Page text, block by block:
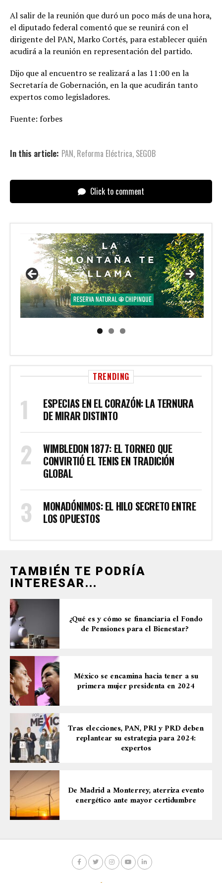
Al salir de la reunión que duró un poco más de una hora,
el diputado federal comentó que se reunirá con el
dirigente del PAN, Marko Cortés, para establecer quién
acudirá a la reunión en representación del partido.
Dijo que al encuentro se realizará a las 11:00 en la
Secretaría de Gobernación, en la que acudirán tanto
expertos como legisladores.
Fuente: forbes
In this article: PAN, Reforma Eléctrica, SEGOB
Click to comment
TRENDING
ESPECIAS EN EL CORAZÓN: LA TERNURA
DE MIRAR DISTINTO
WIMBLEDON 1877: EL TORNEO QUE
CONVIRTIÓ EL TENIS EN TRADICIÓN
GLOBAL
MONADÓNIMOS: EL HILO SECRETO ENTRE
LOS OPUESTOS
TAMBIÉN TE PODRÍA
INTERESAR...
¿Qué es y cómo se financiaría el Fondo
de Pensiones para el Bienestar?
México se encamina hacia tener a su
primera mujer presidenta en 2024
Tras elecciones, PAN, PRI y PRD deben
replantear su estrategia para 2024:
expertos
De Madrid a Monterrey, aterriza evento
energético ante mayor certidumbre